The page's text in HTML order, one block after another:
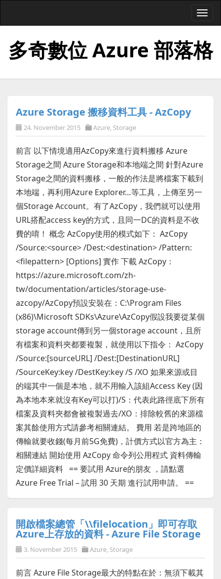
多奇數位 Azure 部落格
Azure Storage 搬移資料工具 - AzCopy
24. November 2015 Azure, Storage
前言 以下情境適用AzCopy來進行資料搬移 Azure
Storage之間 Azure Storage和本地端之間 針對Azure
Storage之間的資料搬移，一般的作法是將檔案下載到
本地端，再利用Azure Explorer…等工具，上傳至另一
個Storage Account。有了AzCopy，我們就可以使用
URL搭配access key的方式，且同一DC的資料是不收
費的唷！ 概念 AzCopy使用的模式如下： AzCopy
/Source:<source> /Dest:<destination> /Pattern:
<filepattern> [Options] 實作 下載 AzCopy：
https://azure.microsoft.com/zh-
tw/documentation/articles/storage-use-
azcopy/AzCopy預設安裝在：C:\Program Files
(x86)\Microsoft SDKs\Azure\AzCopy假設我要從某個
storage account傳到另一個storage account，且所
有檔案和資料夾都要複製，就使用以下指令： AzCopy
/Source:[sourceURL] /Dest:[DestinationURL]
/SourceKey:key /DestKey:key /S /XO 如果來源或目
的端其中一個是本地，就不用輸入該組Access Key (因
為本地本來就沒有Key可以打)/S：代表此路徑底下所有
檔案及資料夾都會被複製過去/XO：排除較舊的來源檔
案其餘使用方式請參考相關連結。 費用 若是跨地區的
傳輸就要收錢(每月前5G免費)，計價方式以官方為主：
相關連結 開始使用 AzCopy 命令列公用程式 資料傳輸
定價詳細資料 == 要試用 Azure的朋友 ，請點選
Azure Free Trial – 試用 30 天期 進行試用申請。 ==
開啟檔案總管「\\filelocation」即可存取
Azure上存放的資料 - Azure File Storage
3. November 2015 Azure, Storage
前言 Azure File Storage最大的特點在於：無須下載其